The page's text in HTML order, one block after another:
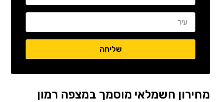
מחירון חשמלאי מוסמך במצפה רמון